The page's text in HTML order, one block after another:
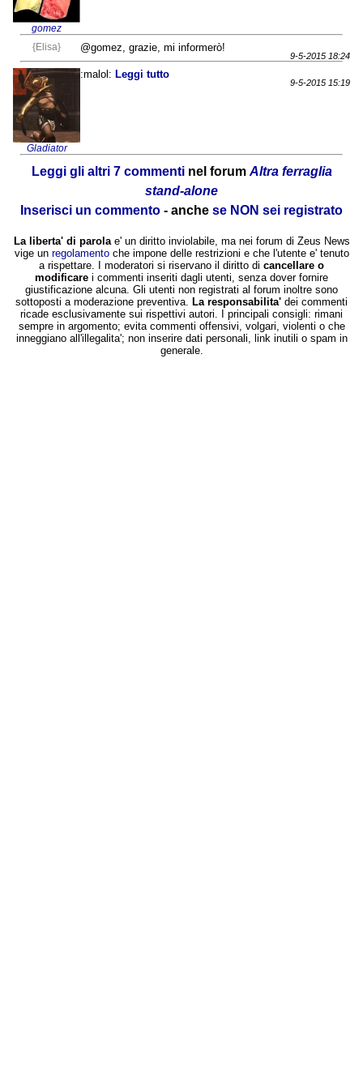
gomez
{Elisa}
@gomez, grazie, mi informerò!
9-5-2015 18:24
Gladiator
:malol: Leggi tutto
9-5-2015 15:19
Leggi gli altri 7 commentinel forum Altra ferraglia
stand-alone
Inserisci un commento - anche se NON sei registrato
La liberta' di parolae' un diritto inviolabile, ma nei forum di Zeus News
vige un regolamentoche impone delle restrizioni e che l'utente e' tenuto
a rispettare. I moderatori si riservano il diritto di cancellare o
modificare i commenti inseriti dagli utenti, senza dover fornire
giustificazione alcuna. Gli utenti non registrati al forum inoltre sono
sottoposti a moderazione preventiva. La responsabilita' dei commenti
ricade esclusivamente sui rispettivi autori. I principali consigli: rimani
sempre in argomento; evita commenti offensivi, volgari, violenti o che
inneggiano all'illegalita'; non inserire dati personali, link inutili o spam in
generale.